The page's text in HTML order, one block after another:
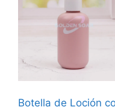
Botella de Loción